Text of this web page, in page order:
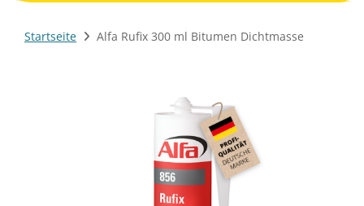
Startseite Alfa Rufix 300 ml Bitumen Dichtmasse